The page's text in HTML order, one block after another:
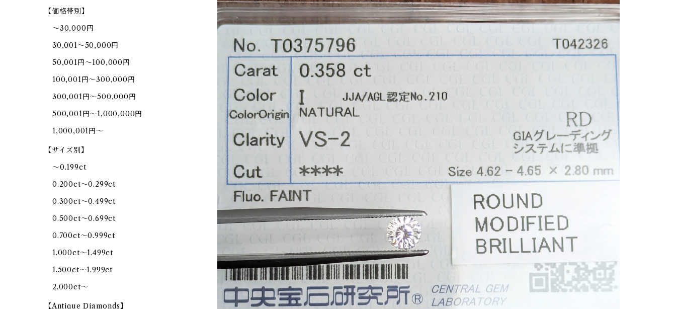
【価格帯別】
～30,000円
30,001～50,000円
50,001円～100,000円
100,001円～300,000円
300,001円～500,000円
500,001円～1,000,000円
1,000,001円～
【サイズ別】
～0.199ct
0.200ct～0.299ct
0.300ct～0.499ct
0.500ct～0.699ct
0.700ct～0.999ct
1.000ct～1.499ct
1.500ct～1.999ct
2.000ct～
【Antique Diamonds】